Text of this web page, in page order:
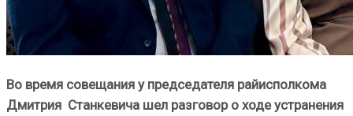
Во время совещания у председателя райисполкома
Дмитрия Станкевича шел разговор о ходе устранения